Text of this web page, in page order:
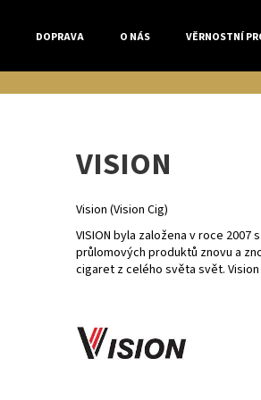
DOPRAVA O NÁS VĚRNOSTNÍ
VISION
Vision (Vision Cig)
VISION byla založena v roce
průlomových produktů znovu a
cigaret z celého světa svět.
Co potřebujete